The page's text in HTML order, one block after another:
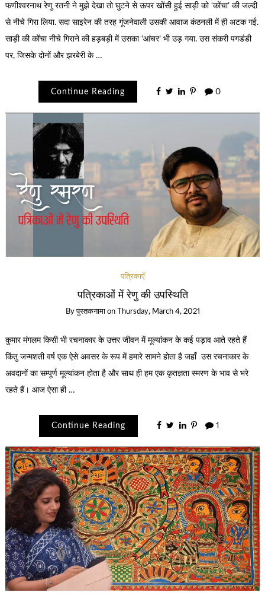
फणीश्वरनाथ रेणु रतनी ने मुझे देखा तो घुटने से ऊपर खोंसी हुई साड़ी को ‘कोंचा’ की जल्दी
से नीचे गिरा लिया. सदा साइरेन की तरह गूंजनेवाली उसकी आवाज कंठनली में ही अटक गई.
साड़ी की कोंचा नीचे गिराने की हड़बड़ी में उसका ‘आंचर’ भी उड़ गया. उस संकरी पगडंडी
पर, जिसके दोनों और झरबेरी के …
Continue Reading 0
पत्रिकाएँ
पत्रिकाओं में रेणु की उपस्थिति
Byपुस्तकनामा on Thursday, March 4, 2021
कुमार मंगलम किसी भी रचनाकार के उत्तर जीवन में मूल्यांकन के कई पड़ाव आते रहते हैं
किंतु जन्मशती वर्ष एक ऐसे अवसर के रूप में हमारे सामने होता है जहाँ उस रचनाकार के
अवदानों का सम्पूर्ण मूल्यांकन होता है और साथ ही हम एक कृतज्ञता स्मरण के भाव से भरे
रहते हैं। आज ऐसा ही …
Continue Reading 1